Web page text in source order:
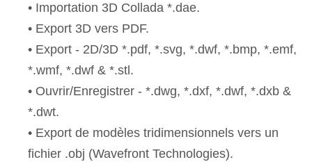
• Importation 3D Collada *.dae.
• Export 3D vers PDF.
• Export - 2D/3D *.pdf, *.svg, *.dwf, *.bmp, *.emf,
*.wmf, *.dwf & *.stl.
• Ouvrir/Enregistrer - *.dwg, *.dxf, *.dwf, *.dxb &
*.dwt.
• Export de modèles tridimensionnels vers un
fichier .obj (Wavefront Technologies).